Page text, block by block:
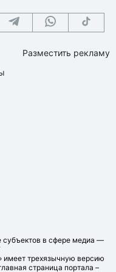
Разместить рекламу
субъектов в сфере медиа —
имеет трехязычную версию
страница портала –